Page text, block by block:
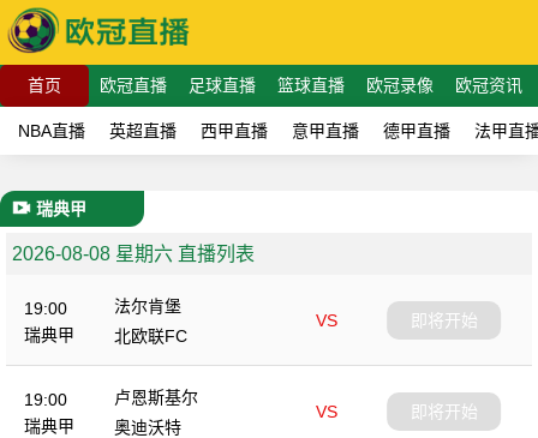
首页 欧冠直播 足球直播 篮球直播 欧冠录像 欧冠资讯
NBA直播 英超直播 西甲直播 意甲直播 德甲直播 法甲直
瑞典甲
2026-08-08 星期六 直播列表
19:00
瑞典甲
法尔肯堡
VS
北欧联FC
即将开始
19:00
瑞典甲
卢恩斯基尔
VS
奥迪沃特
即将开始